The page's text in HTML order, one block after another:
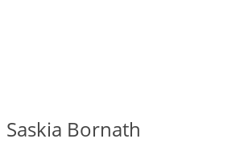
Saskia Bornath